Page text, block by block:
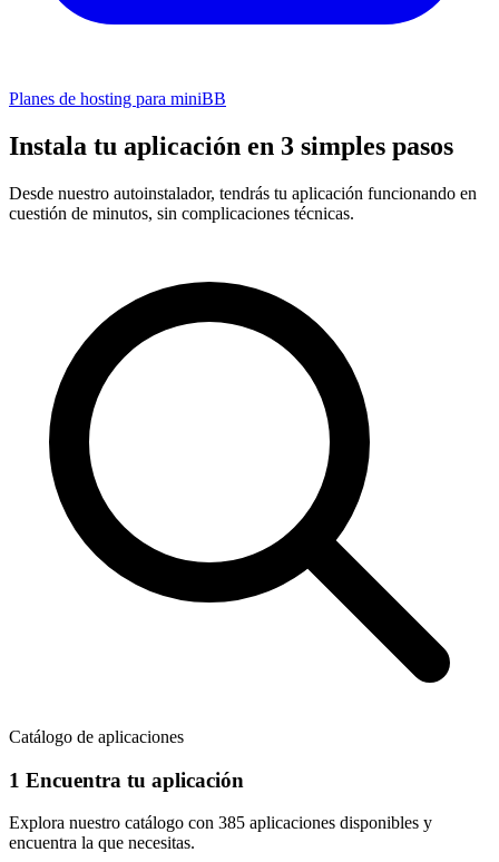
Planes de hosting para miniBB
Instala tu aplicación en 3 simples pasos
Desde nuestro autoinstalador, tendrás tu aplicación funcionando en
cuestión de minutos, sin complicaciones técnicas.
Catálogo de aplicaciones
1 Encuentra tu aplicación
Explora nuestro catálogo con 385 aplicaciones disponibles y
encuentra la que necesitas.